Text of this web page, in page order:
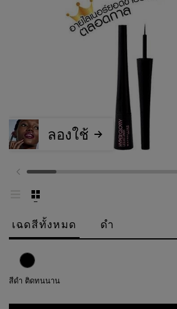
เฉดสีทั้งหมด ดำ
สีดำ ติดทนนาน
ลองใช้